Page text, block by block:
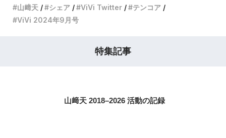
山﨑天
シェア ViVi Twitter
テンコア
ViVi 2024年9月号
特集記事
山﨑天 2018–2026 活動の記録